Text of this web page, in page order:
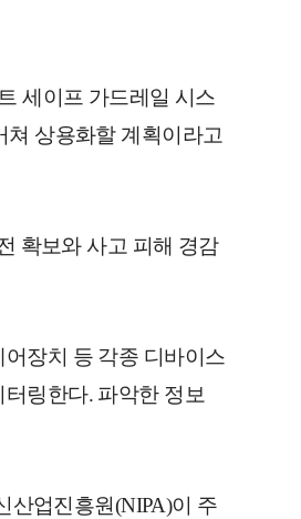
세이프 가드레일 시스
쳐 상용화할 계획이라고
확보와 사고 피해 경감
장치 등 각종 디바이스
링한다. 파악한 정보
산업진흥원(NIPA)이 주